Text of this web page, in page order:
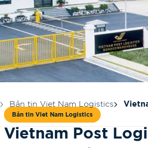
Bản tin Viet Nam Logistics
Bản tin Viet Nam Logistics
Vietnam Post